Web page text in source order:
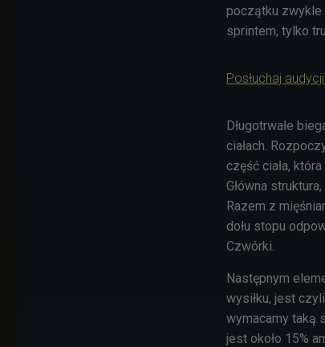
początku zwykle
sprintem, tylko
Posłuchaj
Długotrwałe
ciałach.
część ciała,
Główna
Razem z
dołu stopu
Czwórki.
Następnym
wysiłku, jest
wymacamy taką
jest około 15%